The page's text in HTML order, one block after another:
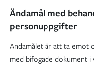
Ändamål med
personuppgifter
Ändamålet är att ta emot
med bifogade dokument i